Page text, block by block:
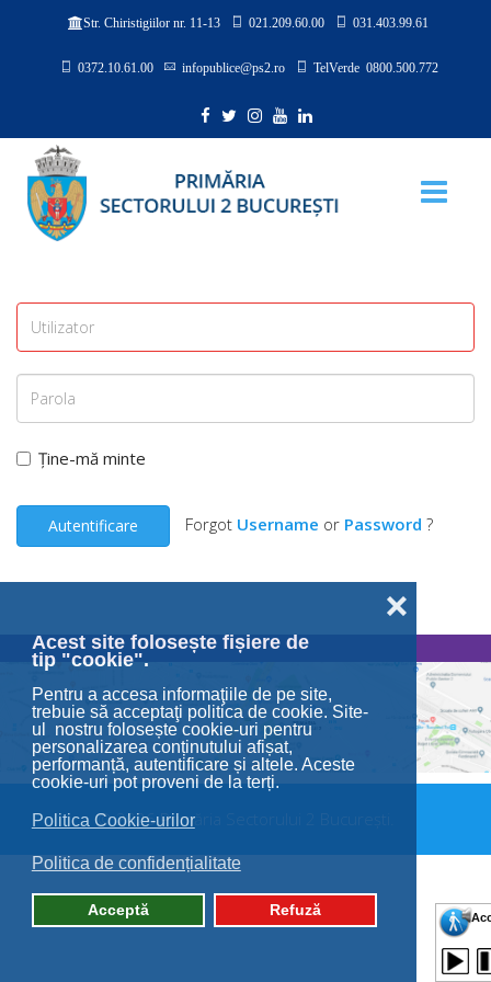
Acest site folosește fișiere de
tip "cookie".
Pentru a accesa informaţiile de pe site,
trebuie să acceptaţi politica de cookie. Site-
ul nostru folosește cookie-uri pentru
personalizarea conținutului afișat,
performanță, autentificare și altele. Aceste
cookie-uri pot proveni de la terți.
Politica Cookie-urilor
Politica de confidențialitate
Acceptă Refuză
❌
Str. Chiristigiilor nr. 11-13 021.209.60.00 031.403.99.61
0372.10.61.00 infopublice@ps2.ro TelVerde 0800.500.772
Ține-mă minte
Autentificare Forgot Username or Password ?
© 2026 Primăria Sectorului 2 București.